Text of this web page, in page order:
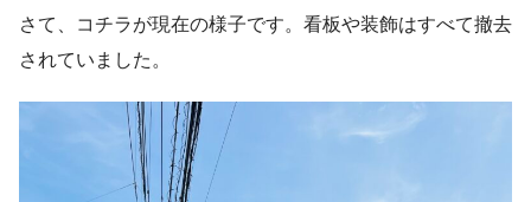
さて、コチラが現在の様子です。看板や装飾はすべて撤去
されていました。